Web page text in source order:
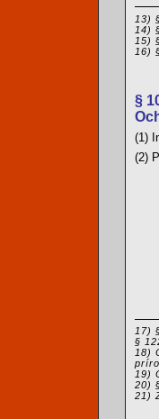
13)
14)
15)
16)
§
(1)
(2)
17)
§
18)
19)
20)
21)